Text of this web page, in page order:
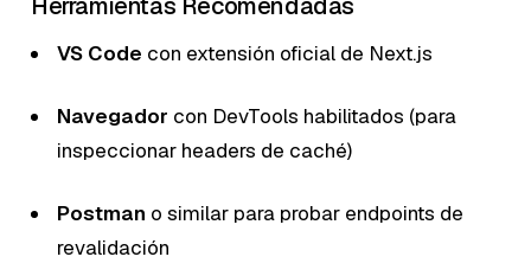
VS Code con extensión oficial de Next.js
Navegador con DevTools habilitados (para
inspeccionar headers de caché)
Postman o similar para probar endpoints de
revalidación